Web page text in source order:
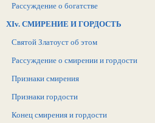
Рассуждение о богатстве
XIv. СМИРЕНИЕ И ГОРДОСТЬ
Святой Златоуст об этом
Рассуждение о смирении и гордости
Признаки смирения
Признаки гордости
Конец смирения и гордости